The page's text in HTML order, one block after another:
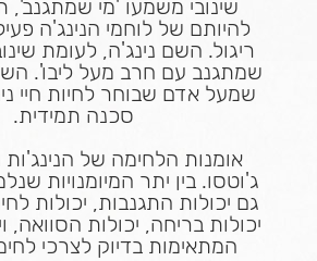
שינובי משמעו 'מי שמתגנב',
להיותם של לוחמי הנינג'ה
ריגול. השם נינג'ה, לעומת
שמתגנב עם חרב מעל ליבו'.
שמעל אדם שבוחר לחיות חיי
סכנה תמידית.
אומנות הלחימה של הנינג'ות
ג'וטסו. בין יתר המיומנויות
גם יכולות התגנבות, יכולות
יכולות בריחה, יכולות הסוואה,
המתאימות בדיוק לצרכי